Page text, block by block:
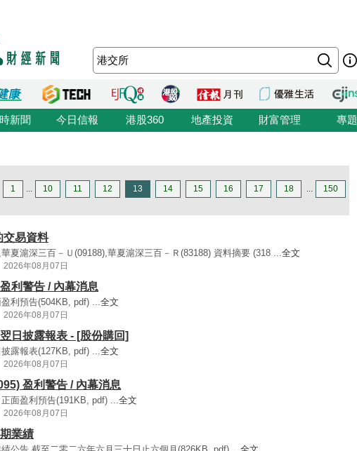
新聞 今日信報 港股360 地產投資 財富管理 專題
1 ... 10 11 12 13 14 15 16 17 18 ... 150
交易資料
夏滬深三百－Ｕ(09188),華夏滬深三百－Ｒ(83188) 資料摘要 (318 ...全文
2026年08月07日
利警告 / 內幕消息
利預告(504KB, pdf) ...全文
2026年08月07日
日披露報表 - [股份購回]
露報表(127KB, pdf) ...全文
2026年08月07日
盈利警告 / 內幕消息
面盈利預告(191KB, pdf) ...全文
2026年08月07日
業績